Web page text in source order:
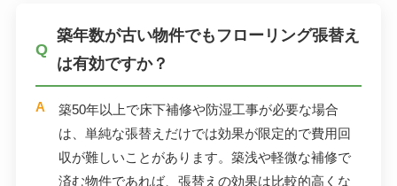
築年数が古い物件でもフローリング張替え
は有効ですか？
築50年以上で床下補修や防湿工事が必要な場合
は、単純な張替えだけでは効果が限定的で費用回
収が難しいことがあります。築浅や軽微な補修で
済む物件であれば、張替えの効果は比較的高くな